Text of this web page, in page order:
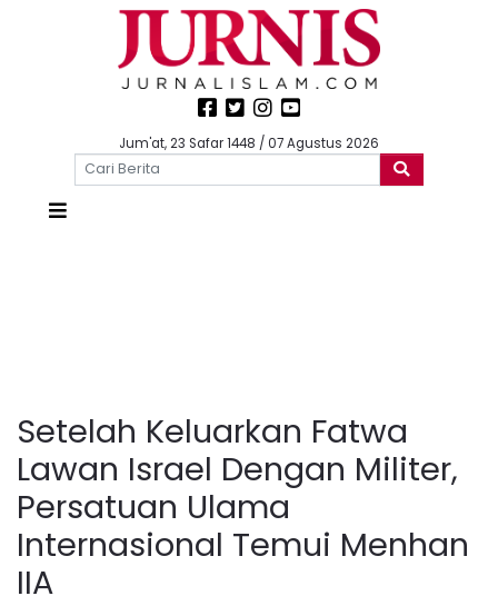
Jum'at, 23 Safar 1448 / 07 Agustus 2026
Setelah Keluarkan Fatwa
Lawan Israel Dengan Militer,
Persatuan Ulama
Internasional Temui Menhan
IIA